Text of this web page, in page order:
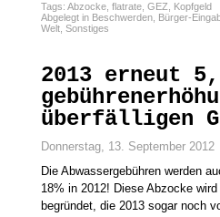
Tags: Abzocke flatrate GEZ
Kopfgeld
Abgelegt in Beschwerden Bürger-
Welt Sonstiges
2013 erneut
überfälligen
Donnerstag, 13. September 2012
Die Abwassergebühren werden
18% in 2012! Diese Abzocke
begründet, die 2013 sogar noch